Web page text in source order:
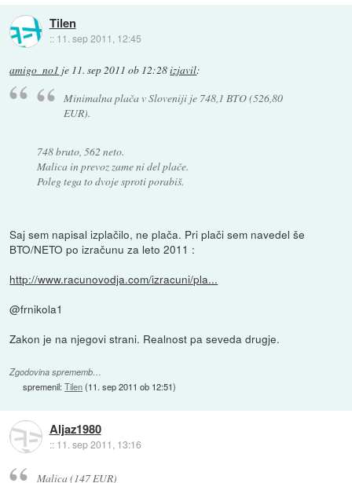
Tilen
:: 11. sep 2011, 12:45
amigo_no1 je 11. sep 2011 ob 12:28izjavil:
Minimalna plača v Sloveniji je 748,1 BTO (526,80
EUR).
748 bruto, 562 neto.
Malica in prevoz zame ni del plače.
Poleg tega to dvoje sproti porabiš.
Saj sem napisal izplačilo, ne plača. Pri plači sem navedel še
BTO/NETO po izračunu za leto 2011 :
http://www.racunovodja.com/izracuni/pla...
@frnikola1
Zakon je na njegovi strani. Realnost pa seveda drugje.
Zgodovina sprememb…
spremenil:Tilen(11. sep 2011 ob 12:51)
Aljaz1980
:: 11. sep 2011, 13:16
Malica (147 EUR)